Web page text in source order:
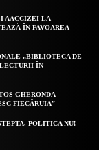
AACCIZEI LA
ÎN FAVOAREA
„BIBLIOTECA DE
LECTURII ÎN
GHERONDA
FIECĂRUIA”
POLITICA NU!